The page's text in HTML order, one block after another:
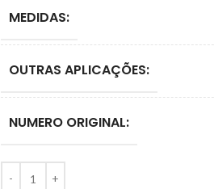
MEDIDAS:
OUTRAS APLICAÇÕES:
NUMERO ORIGINAL: